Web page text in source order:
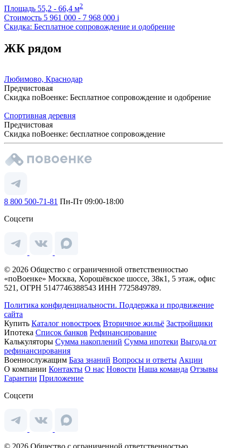
Площадь 55,2 - 66,4 м2
Стоимость 5 961 000 - 7 968 000 i
Скидка: Бесплатное сопровождение и одобрение
ЖК рядом
Любимово, Краснодар
Предчистовая
Скидка поВоенке: Бесплатное сопровождение и одобрение
Спортивная деревня
Предчистовая
Скидка поВоенке: бесплатное сопровождение
8 800 500-71-81 Пн-Пт 09:00-18:00
Соцсети
© 2026 Общество с ограниченной ответственностью
«поВоенке» Москва, Хорошёвское шоссе, 38к1, 5 этаж, офис
521, ОГРН 5147746388543 ИНН 7725849789.
Политика конфиденциальности. Поддержка и продвижение
сайта
Купить Каталог новостроек Вторичное жильё Застройщики
Ипотека Список банков Рефинансирование
Калькуляторы Сумма накоплений Сумма ипотеки Выгода от
рефинансирования
Военнослужащим База знаний Вопросы и ответы Акции
О компании Контакты О нас Новости Наша команда Отзывы
Гарантии Приложение
Соцсети
© 2026 Общество с ограниченной ответственностью